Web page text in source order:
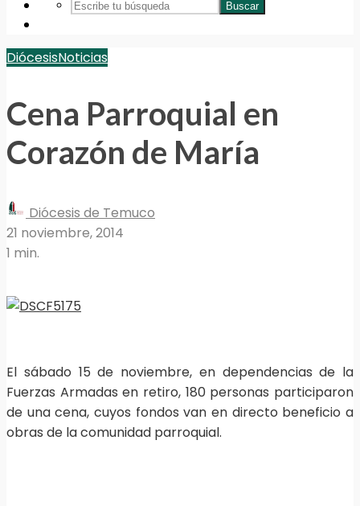
Buscar
DiócesisNoticias
Cena Parroquial en
Corazón de María
Diócesis de Temuco
21 noviembre, 2014
1 min.
El sábado 15 de noviembre, en dependencias de la
Fuerzas Armadas en retiro, 180 personas participaron
de una cena, cuyos fondos van en directo beneficio a
obras de la comunidad parroquial.